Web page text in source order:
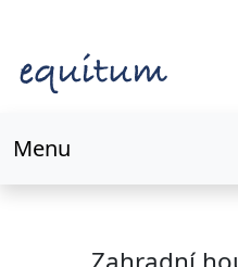
Menu